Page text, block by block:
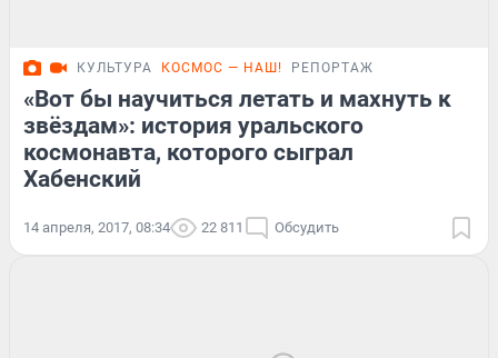
КУЛЬТУРА КОСМОС — НАШ! РЕПОРТАЖ
«Вот бы научиться летать и махнуть к
звёздам»: история уральского
космонавта, которого сыграл
Хабенский
14 апреля, 2017, 08:34 22 811 Обсудить